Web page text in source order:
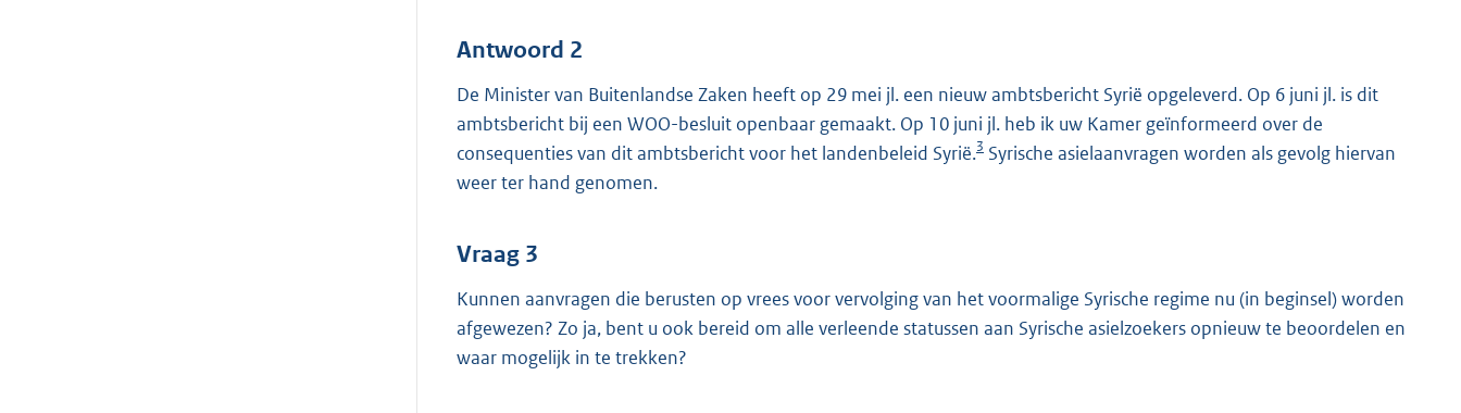
Antwoord 2
De Minister van Buitenlandse Zaken heeft op 29 mei jl. een nieuw ambtsbericht Syrië opgeleverd. Op 6 juni jl. is dit
ambtsbericht bij een WOO-besluit openbaar gemaakt. Op 10 juni jl. heb ik uw Kamer geïnformeerd over de
consequenties van dit ambtsbericht voor het landenbeleid Syrië.3 Syrische asielaanvragen worden als gevolg hiervan
weer ter hand genomen.
Vraag 3
Kunnen aanvragen die berusten op vrees voor vervolging van het voormalige Syrische regime nu (in beginsel) worden
afgewezen? Zo ja, bent u ook bereid om alle verleende statussen aan Syrische asielzoekers opnieuw te beoordelen en
waar mogelijk in te trekken?